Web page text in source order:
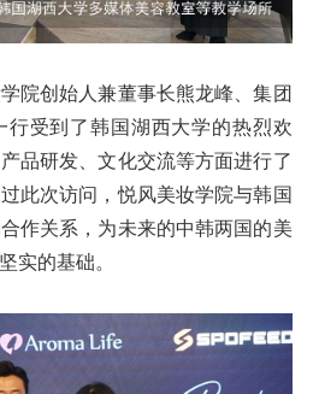
院创始人兼董事长熊龙峰、集团
行受到了韩国湖西大学的热烈欢
品研发、文化交流等方面进行了
此次访问，悦风美妆学院与韩国
作关系，为未来的中韩两国的美
实的基础。